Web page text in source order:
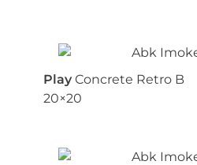
Play Concrete Retro B
20×20